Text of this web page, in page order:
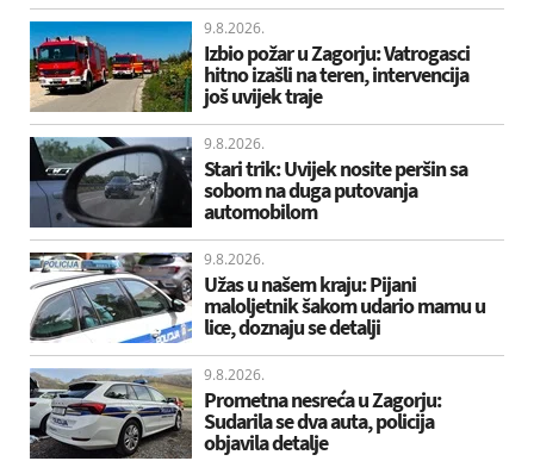
9.8.2026.
Izbio požar u Zagorju: Vatrogasci
hitno izašli na teren, intervencija
još uvijek traje
9.8.2026.
Stari trik: Uvijek nosite peršin sa
sobom na duga putovanja
automobilom
9.8.2026.
Užas u našem kraju: Pijani
maloljetnik šakom udario mamu u
lice, doznaju se detalji
9.8.2026.
Prometna nesreća u Zagorju:
Sudarila se dva auta, policija
objavila detalje